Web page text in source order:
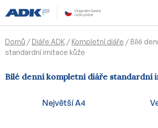
na
obsah
Domů / Diáře ADK / Kompletní diáře / Bílé
standardní imitace kůže
Bílé denní kompletní diáře standardní
Největší A4